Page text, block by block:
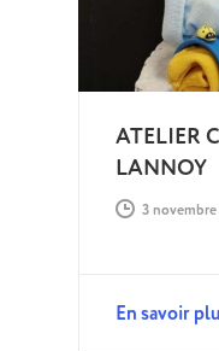
ATELIER
LANNOY
3 novembre
En savoir